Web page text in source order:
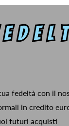
fedeltà con il
in credito
futuri acquisti